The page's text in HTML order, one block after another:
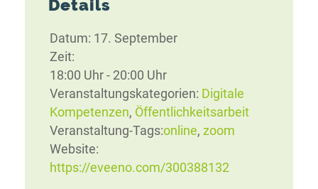
Details
Datum: 17. September
Zeit:
18:00 Uhr - 20:00 Uhr
Veranstaltungskategorien: Digitale
Kompetenzen, Öffentlichkeitsarbeit
Veranstaltung-Tags:online, zoom
Website:
https://eveeno.com/300388132